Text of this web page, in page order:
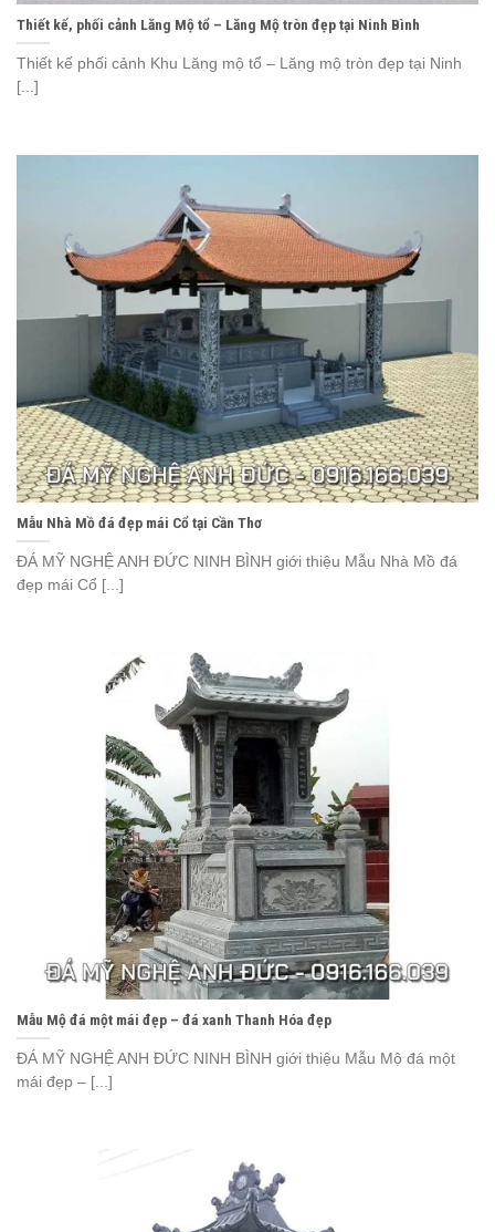
Thiết kế, phối cảnh Lăng Mộ tổ – Lăng Mộ tròn đẹp tại Ninh Bình
Thiết kế phối cảnh Khu Lăng mộ tổ – Lăng mộ tròn đẹp tại Ninh
[...]
Mẫu Nhà Mồ đá đẹp mái Cổ tại Cần Thơ
ĐÁ MỸ NGHỆ ANH ĐỨC NINH BÌNH giới thiệu Mẫu Nhà Mồ đá
đẹp mái Cổ [...]
Mẫu Mộ đá một mái đẹp – đá xanh Thanh Hóa đẹp
ĐÁ MỸ NGHỆ ANH ĐỨC NINH BÌNH giới thiệu Mẫu Mộ đá một
mái đẹp – [...]